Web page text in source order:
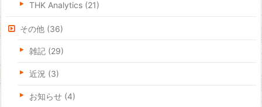
THK Analytics (21)
その他 (36)
雑記 (29)
近況 (3)
お知らせ (4)